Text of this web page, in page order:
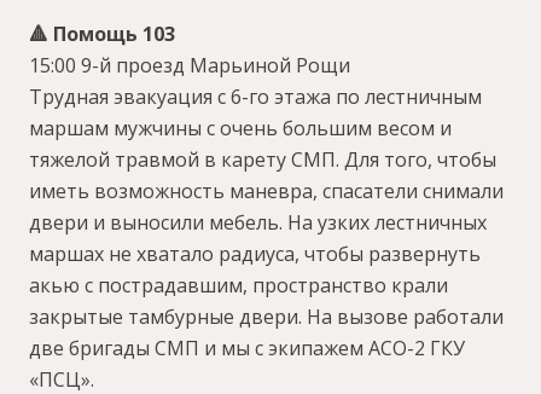
🔺 Помощь 103
15:00 9-й проезд Марьиной Рощи
Трудная эвакуация с 6-го этажа по лестничным
маршам мужчины с очень большим весом и
тяжелой травмой в карету СМП. Для того, чтобы
иметь возможность маневра, спасатели снимали
двери и выносили мебель. На узких лестничных
маршах не хватало радиуса, чтобы развернуть
акью с пострадавшим, пространство крали
закрытые тамбурные двери. На вызове работали
две бригады СМП и мы с экипажем АСО-2 ГКУ
«ПСЦ».